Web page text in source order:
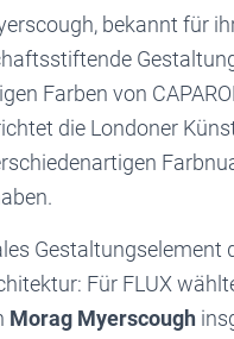
bekannt für
Farben von
die Londoner
Für FLUX
Morag Myerscough